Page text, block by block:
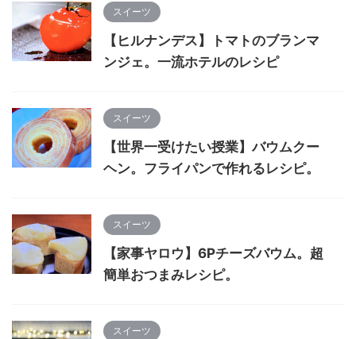
スイーツ
【ヒルナンデス】トマトのブランマ
ンジェ。一流ホテルのレシピ
スイーツ
【世界一受けたい授業】バウムクー
ヘン。フライパンで作れるレシピ。
スイーツ
【家事ヤロウ】6Pチーズバウム。超
簡単おつまみレシピ。
スイーツ